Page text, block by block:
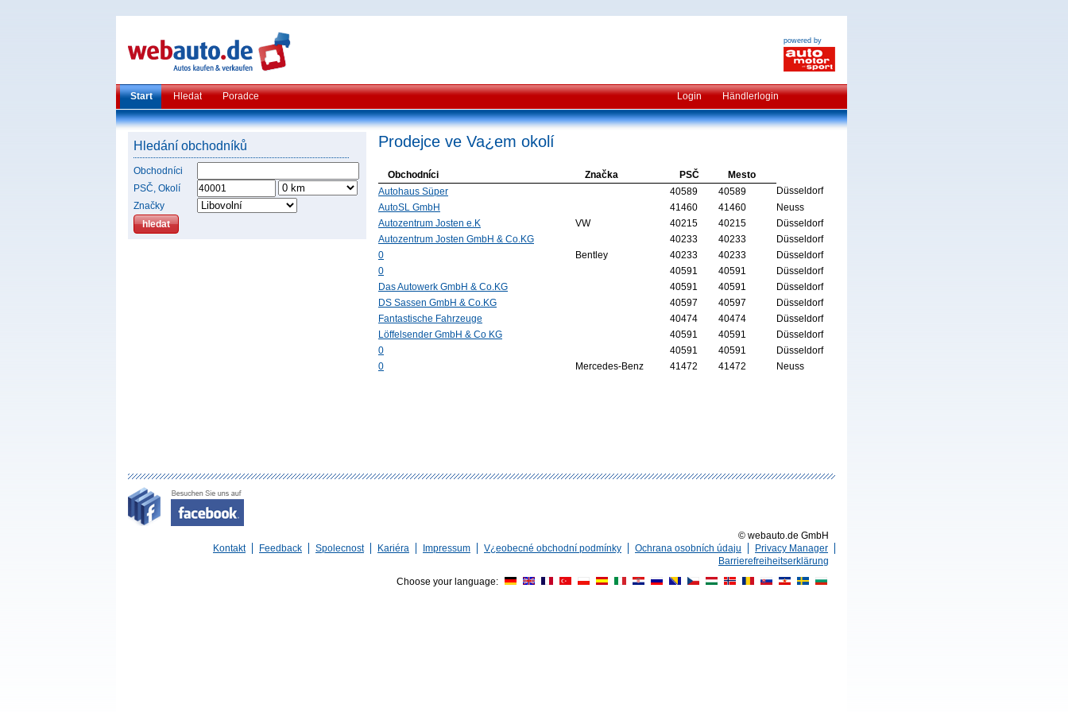
powered by
Start Hledat Poradce Login Händlerlogin
Hledání obchodníků
Obchodníci
PSČ, Okolí
Značky
Prodejce ve Va¿em okolí
Obchodníci Značka PSČ
Mesto
Autohaus Süper
40589 40589
Düsseldorf
AutoSL GmbH
41460 41460
Neuss
Autozentrum Josten e.K
VW 40215 40215
Düsseldorf
Autozentrum Josten GmbH & Co.KG
40233 40233
Düsseldorf
0
Bentley 40233 40233
Düsseldorf
0
40591 40591
Düsseldorf
Das Autowerk GmbH & Co.KG
40591 40591
Düsseldorf
DS Sassen GmbH & Co.KG
40597 40597
Düsseldorf
Fantastische Fahrzeuge
40474 40474
Düsseldorf
Löffelsender GmbH & Co KG
40591 40591
Düsseldorf
0
40591 40591
Düsseldorf
0
Mercedes-Benz 41472 41472 Neuss
© webauto.de GmbH
Kontakt
Feedback Spolecnost Kariéra Impressum V¿eobecné obchodní podmínky Ochrana osobních údaju
Privacy Manager
Barrierefreiheitserklärung
Choose your language: